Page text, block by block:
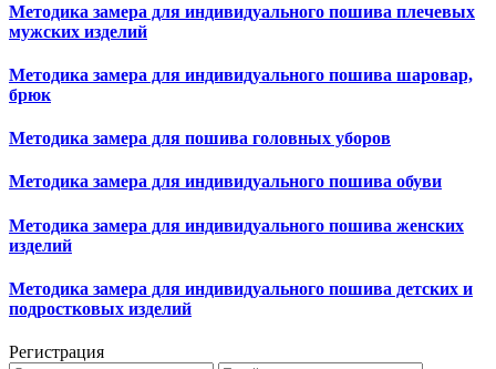
Методика замера для индивидуального пошива плечевых
мужских изделий
Методика замера для индивидуального пошива шаровар,
брюк
Методика замера для пошива головных уборов
Методика замера для индивидуального пошива обуви
Методика замера для индивидуального пошива женских
изделий
Методика замера для индивидуального пошива детских и
подростковых изделий
Регистрация